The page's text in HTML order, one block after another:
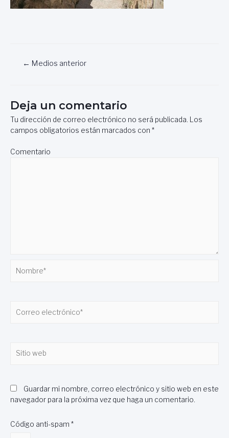
Navegación
← Medios anterior
Deja un comentario
Tu dirección de correo electrónico no será publicada. Los
campos obligatorios están marcados con *
Comentario
electrónico*
web
Guardar mi nombre, correo electrónico y sitio web en este
navegador para la próxima vez que haga un comentario.
Código anti-spam *